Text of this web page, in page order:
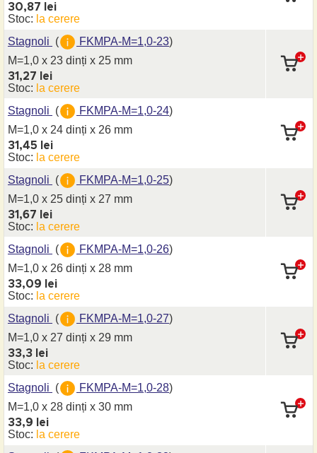
30,87 lei
Stoc: la cerere
Stagnoli ( FKMPA-M=1,0-23)
M=1,0 x 23 dinți x 25 mm
31,27 lei
Stoc: la cerere
Stagnoli ( FKMPA-M=1,0-24)
M=1,0 x 24 dinți x 26 mm
31,45 lei
Stoc: la cerere
Stagnoli ( FKMPA-M=1,0-25)
M=1,0 x 25 dinți x 27 mm
31,67 lei
Stoc: la cerere
Stagnoli ( FKMPA-M=1,0-26)
M=1,0 x 26 dinți x 28 mm
33,09 lei
Stoc: la cerere
Stagnoli ( FKMPA-M=1,0-27)
M=1,0 x 27 dinți x 29 mm
33,3 lei
Stoc: la cerere
Stagnoli ( FKMPA-M=1,0-28)
M=1,0 x 28 dinți x 30 mm
33,9 lei
Stoc: la cerere